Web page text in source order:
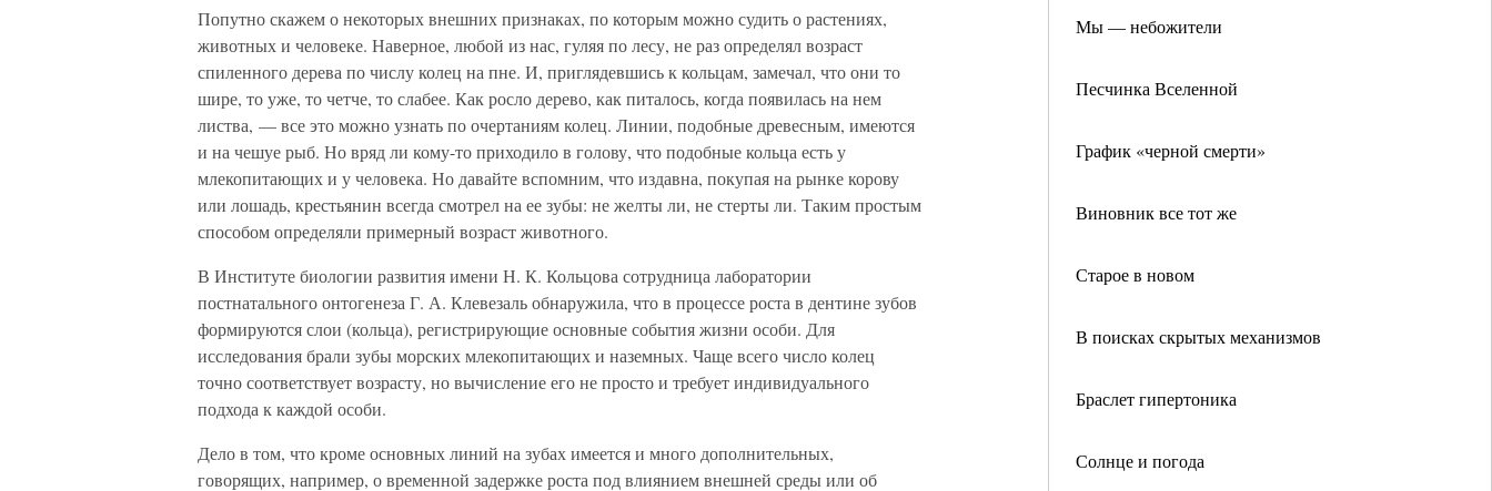
Мы — небожители
Песчинка Вселенной
График «черной смерти»
Виновник все тот же
Старое в новом
В поисках скрытых механизмов
Браслет гипертоника
Солнце и погода
Попутно скажем о некоторых внешних признаках, по которым можно судить о растениях,
животных и человеке. Наверное, любой из нас, гуляя по лесу, не раз определял возраст
спиленного дерева по числу колец на пне. И, приглядевшись к кольцам, замечал, что они то
шире, то уже, то четче, то слабее. Как росло дерево, как питалось, когда появилась на нем
листва, — все это можно узнать по очертаниям колец. Линии, подобные древесным, имеются
и на чешуе рыб. Но вряд ли кому-то приходило в голову, что подобные кольца есть у
млекопитающих и у человека. Но давайте вспомним, что издавна, покупая на рынке корову
или лошадь, крестьянин всегда смотрел на ее зубы: не желты ли, не стерты ли. Таким простым
способом определяли примерный возраст животного.
В Институте биологии развития имени Н. К. Кольцова сотрудница лаборатории
постнатального онтогенеза Г. А. Клевезаль обнаружила, что в процессе роста в дентине зубов
формируются слои (кольца), регистрирующие основные события жизни особи. Для
исследования брали зубы морских млекопитающих и наземных. Чаще всего число колец
точно соответствует возрасту, но вычисление его не просто и требует индивидуального
подхода к каждой особи.
Дело в том, что кроме основных линий на зубах имеется и много дополнительных,
говорящих, например, о временной задержке роста под влиянием внешней среды или об